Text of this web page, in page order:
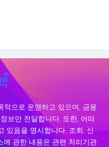
으로 운영하고 있으며, 금융
보만 전달합니다. 또한, 어떠
있음을 명시합니다. 조회, 신
에 관한 내용은 관련 처리기관